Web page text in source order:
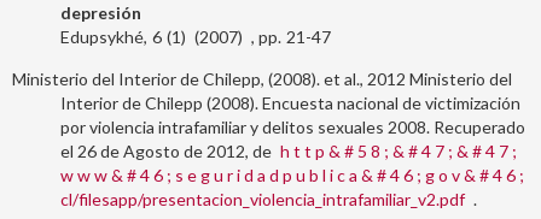
depresión
Edupsykhé 6 1 2007 21-47
Ministerio del Interior de Chilepp, (2008). et al., 2012 Ministerio del
Interior de Chilepp (2008). Encuesta nacional de victimización
por violencia intrafamiliar y delitos sexuales 2008. Recuperado
el 26 de Agosto de 2012, de h t t p & # 5 8 ; & # 4 7 ; & # 4 7 ;
w w w & # 4 6 ; s e g u r i d a d p u b l i c a & # 4 6 ; g o v & # 4 6 ;
cl/filesapp/presentacion_violencia_intrafamiliar_v2.pdf .